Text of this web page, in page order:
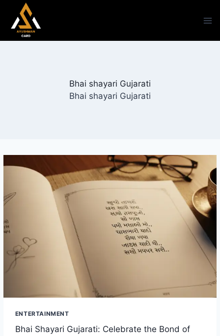
content
Bhai shayari Gujarati
Bhai shayari Gujarati
ENTERTAINMENT
Bhai Shayari Gujarati: Celebrate the Bond of